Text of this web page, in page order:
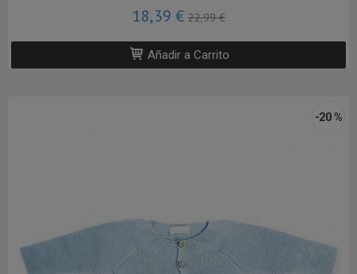
18,39 €22,99 €
Añadir a Carrito
-20 %